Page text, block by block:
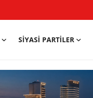
SIYASI PARTILER